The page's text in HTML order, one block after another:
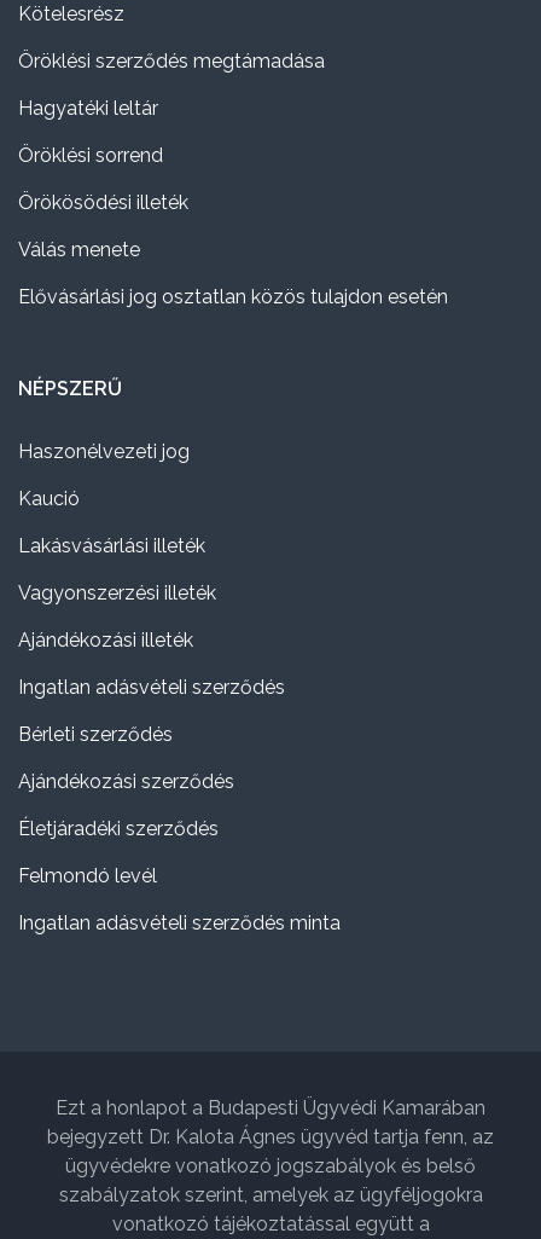
Kötelesrész
Öröklési szerződés megtámadása
Hagyatéki leltár
Öröklési sorrend
Örökösödési illeték
Válás menete
Elővásárlási jog osztatlan közös tulajdon esetén
NÉPSZERŰ
Haszonélvezeti jog
Kaució
Lakásvásárlási illeték
Vagyonszerzési illeték
Ajándékozási illeték
Ingatlan adásvételi szerződés
Bérleti szerződés
Ajándékozási szerződés
Életjáradéki szerződés
Felmondó levél
Ingatlan adásvételi szerződés minta
Ezt a honlapot a Budapesti Ügyvédi Kamarában
bejegyzett Dr. Kalota Ágnes ügyvéd tartja fenn, az
ügyvédekre vonatkozó jogszabályok és belső
szabályzatok szerint, amelyek az ügyféljogokra
vonatkozó tájékoztatással együtt a